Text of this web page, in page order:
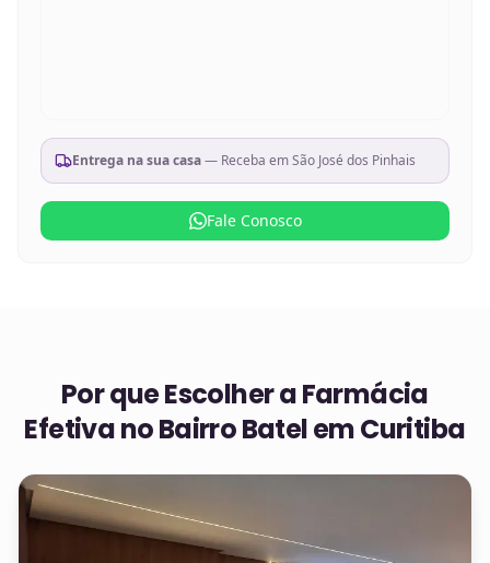
Entrega na sua casa— Receba emSão José dos Pinhais
Fale Conosco
Por que Escolher a Farmácia
Efetiva noBairro Batel em Curitiba